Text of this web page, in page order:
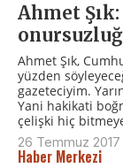
Ahmet
Ahmet Şık,
yüzden
gazeteciyim.
Yani hakikati
çelişki hiç
26 Temmuz 2017
Haber Merkezi